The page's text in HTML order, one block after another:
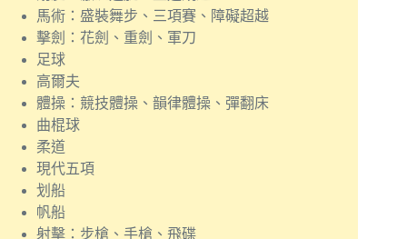
馬術：盛裝舞步、三項賽、障礙超越
擊劍：花劍、重劍、軍刀
足球
高爾夫
體操：競技體操、韻律體操、彈翻床
曲棍球
柔道
現代五項
划船
帆船
射擊：步槍、手槍、飛碟